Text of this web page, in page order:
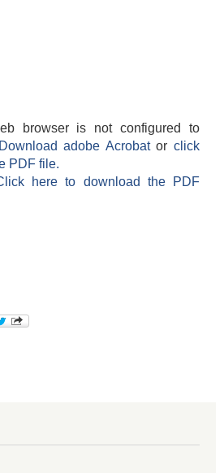
browser is not configured to
Download adobe Acrobatorclick
PDF file.
here to download the PDF